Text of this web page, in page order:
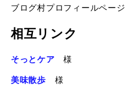
ブログ村プロフィールページ
相互リンク
そっとケア 様
美味散歩 様